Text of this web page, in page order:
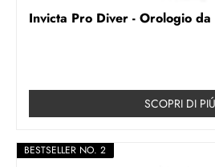
Invicta Pro Diver - Orologio da
SCOPRI DI PIÚ
BESTSELLER NO. 2